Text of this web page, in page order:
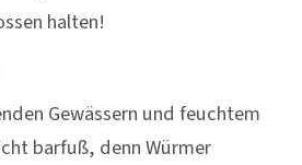
halten!
Gewässern und feuchtem
barfuß, denn Würmer